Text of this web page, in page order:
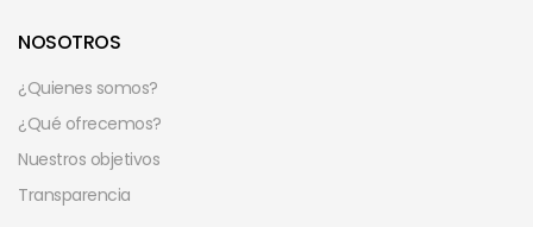
NOSOTROS
¿Quienes somos?
¿Qué ofrecemos?
Nuestros objetivos
Transparencia